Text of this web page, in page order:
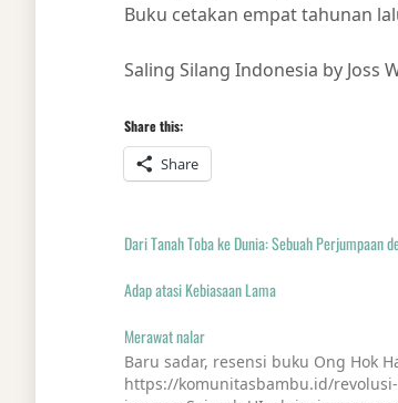
Buku cetakan empat tahunan
Saling Silang Indonesia by Joss
Share this:
Share
Dari Tanah Toba ke Dunia: Sebuah Perjumpaan
Adap atasi Kebiasaan Lama
Merawat nalar
Baru sadar, resensi buku Ong Hok
https://komunitasbambu.id/